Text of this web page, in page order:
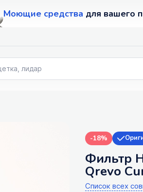
Моющие средства для вашего
-18%
Фильтр
Qrevo
Список всех